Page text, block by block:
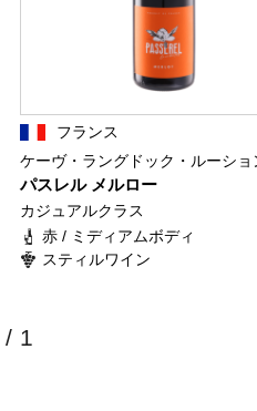
フランス
ケーヴ・ラングドック・ルーショ
パスレル メルロー
カジュアルクラス
赤 / ミディアムボディ
スティルワイン
/ 1